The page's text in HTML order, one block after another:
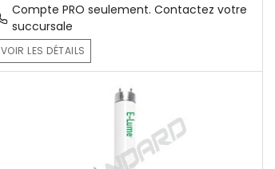
Compte PRO seulement. Contactez votre
succursale
VOIR LES DÉTAILS